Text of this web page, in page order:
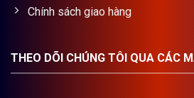
Chính sách giao hàng
THEO DÕI CHÚNG TÔI QUA CÁC